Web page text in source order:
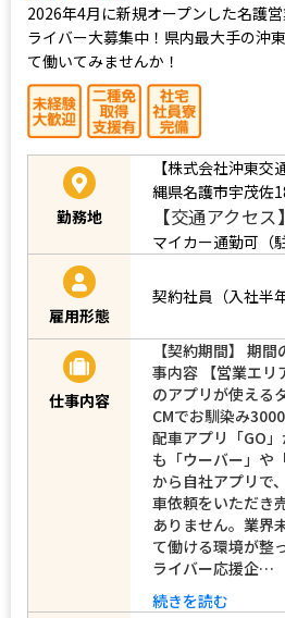
2026年4月に新規オープンした名護
ライバー大募集中！県内最大手の沖
て働いてみませんか！
勤務地
【株式会社沖東
縄県名護市宇茂佐
【交通アクセス】
マイカー通勤可（
雇用形態
契約社員（入社半
仕事内容
【契約期間】 期
事内容 【営業エリ
のアプリが使える
CMでお馴染み
配車アプリ「GO
も「ウーバー」や
から自社アプリで
車依頼をいただき
ありません。業界
て働ける環境が整
ライバー応援企…
続きを読む